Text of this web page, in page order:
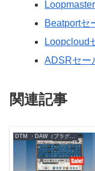
Beatportセ
Loopcloud
ADSRセー
関連記事